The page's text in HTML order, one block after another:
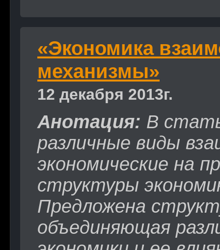
«Экономика
механизмы»
12 декабря 2013г.
Анотация: В
различные виды
экономические на
структуры
Предложена
объединяющая